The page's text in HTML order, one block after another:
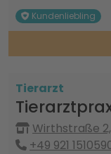
Kundenliebling
Tierarzt
Wirthstraße
+49 921